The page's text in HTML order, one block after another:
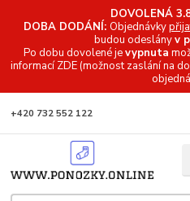
DOVOLENÁ
DOBA DODÁNÍ: Objednávky
budou odeslányv
Po dobu dovolené jevypnuta
informacíZDE (možnost zaslání na
+420 732 552 122